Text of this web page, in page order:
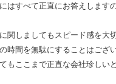
e
r）
はすべて正直にお答えします
関しましてもスピード感を大
時間を無駄にすることはござ
もここまで正直な会社珍しい